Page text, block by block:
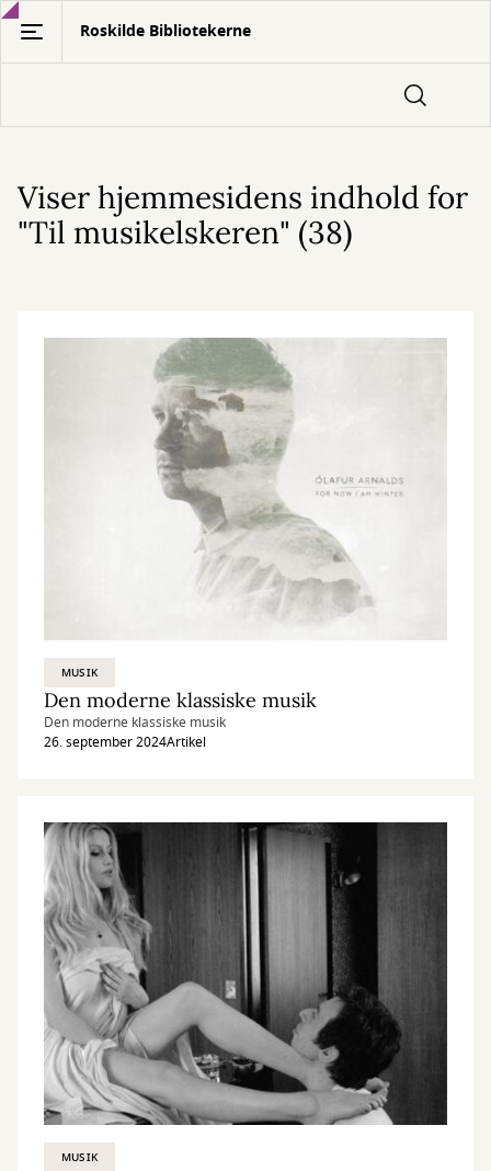
Gå
hovedindhold
Roskilde Bibliotekerne
Viser hjemmesidens indhold for
"Til musikelskeren" (38)
MUSIK
Den moderne klassiske musik
Den moderne klassiske musik
26. september 2024Artikel
MUSIK